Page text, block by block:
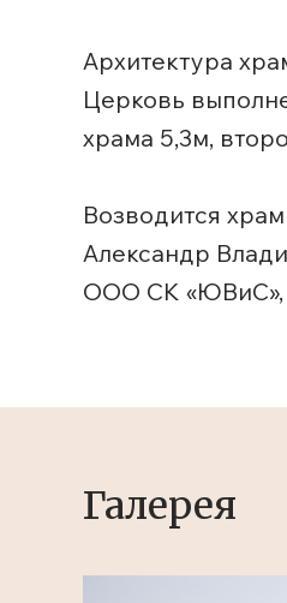
Архитектура
Церковь
храма 5,3м,
Возводится
Александр
ООО СК «ЮВиС»,
Галерея